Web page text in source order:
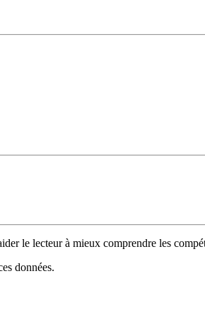
le lecteur à mieux comprendre les
données.